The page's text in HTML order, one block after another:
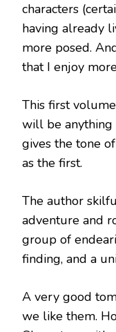
characters
having already
more posed.
that I enjoy
This first
will be anything
gives the tone
as the first.
The author
adventure and
group of
finding, and a
A very good
we like them.